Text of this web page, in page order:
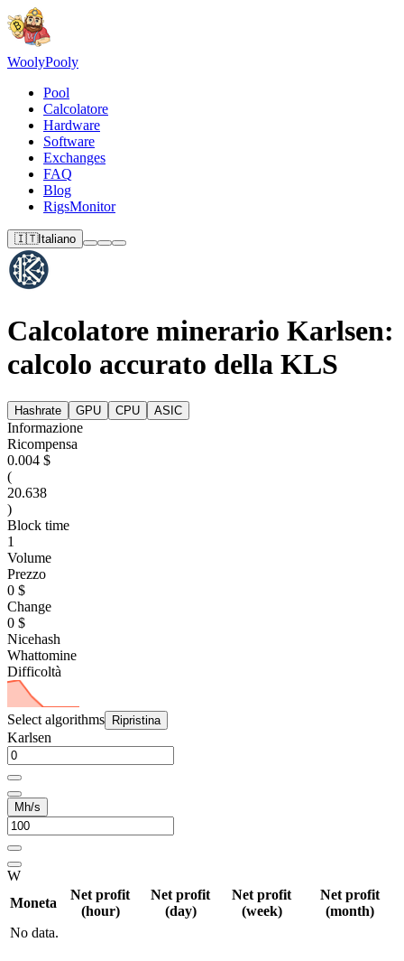
WoolyPooly
Pool
Calcolatore
Hardware
Software
Exchanges
FAQ
Blog
RigsMonitor
🇮🇹Italiano
Calcolatore minerario Karlsen:
calcolo accurato della KLS
Hashrate GPU CPU ASIC
Informazione
Ricompensa
0.004 $
(
20.638
)
Block time
1
Volume
Prezzo
0 $
Change
0 $
Nicehash
Whattomine
Difficoltà
Select algorithms Ripristina
Karlsen
Mh/s
W
Moneta
Net profit
(hour)
Net profit
(day)
Net profit
(week)
Net profit
(month)
No data.